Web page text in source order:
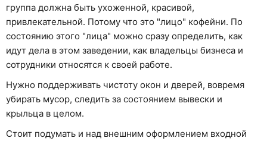
группа должна быть ухоженной, красивой,
привлекательной. Потому что это "лицо" кофейни. По
состоянию этого "лица" можно сразу определить, как
идут дела в этом заведении, как владельцы бизнеса и
сотрудники относятся к своей работе.
Нужно поддерживать чистоту окон и дверей, вовремя
убирать мусор, следить за состоянием вывески и
крыльца в целом.
Стоит подумать и над внешним оформлением входной